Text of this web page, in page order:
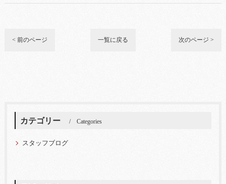
< 前のページ 一覧に戻る 次のページ >
カテゴリー Categories
スタッフブログ